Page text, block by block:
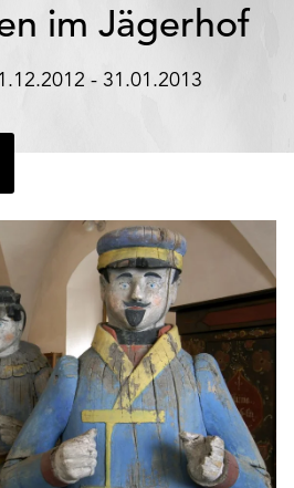
im Jägerhof
- 31.01.2013